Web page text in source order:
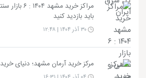
مراکز خرید
باید بازدید کنید
مرکز خرید آرمان مشهد؛ دنیای